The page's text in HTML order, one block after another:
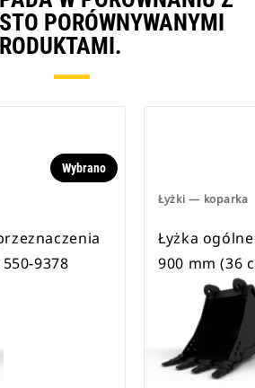
PORÓWNYWANYMI
Wybrano
9378
Łyżki — koparka
Łyżka
900 mm (36